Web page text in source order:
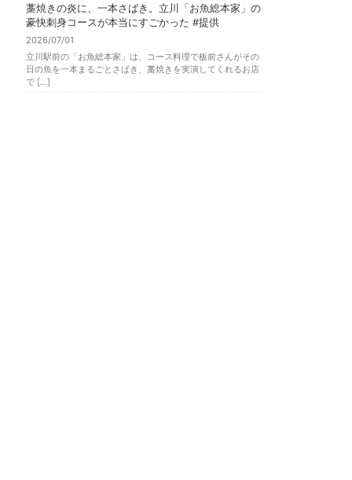
藁焼きの炎に、一本さばき。立川「お魚総本家」の
豪快刺身コースが本当にすごかった #提供
2026/07/01
立川駅前の「お魚総本家」は、コース料理で板前さんがその
日の魚を一本まるごとさばき、藁焼きを実演してくれるお店
で […]